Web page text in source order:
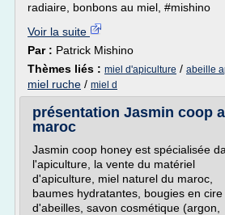
radiaire, bonbons au miel, #mishino
Voir la suite
Par : Patrick Mishino
Thèmes liés : miel d'apiculture / abeille
miel ruche / miel d
présentation Jasmin coop
maroc
Jasmin coop honey est spécialisée
l'apiculture, la vente du matériel
d'apiculture, miel naturel du maroc,
baumes hydratantes, bougies en cire
d'abeilles, savon cosmétique (argon,